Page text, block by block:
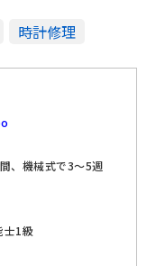
時計修理
、機械式で3～5週
士1級